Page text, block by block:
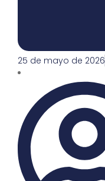
25 de mayo de 2026